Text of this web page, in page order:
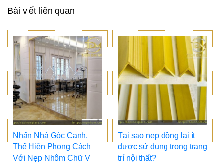
Bài viết liên quan
Nhấn Nhá Góc Cạnh,
Thể Hiện Phong Cách
Với Nẹp Nhôm Chữ V
Tại sao nẹp đồng lại ít
được sử dụng trong trang
trí nội thất?